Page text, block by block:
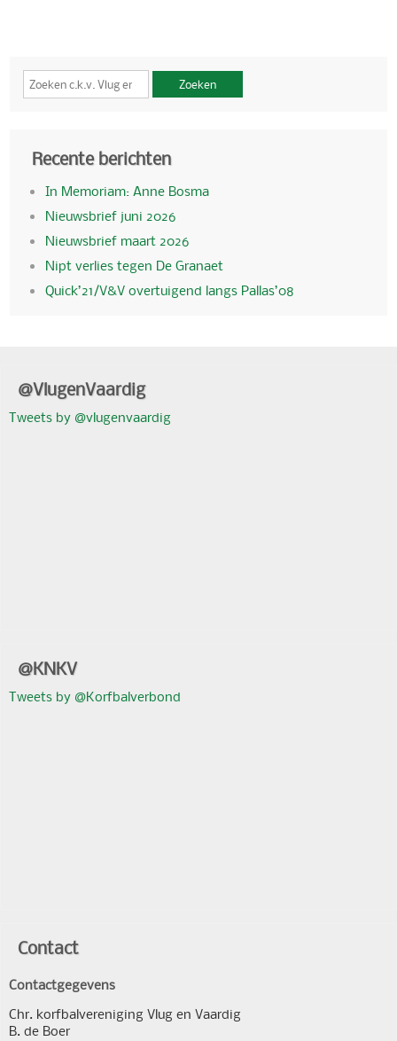
Zoeken
Recente berichten
In Memoriam: Anne Bosma
Nieuwsbrief juni 2026
Nieuwsbrief maart 2026
Nipt verlies tegen De Granaet
Quick’21/V&V overtuigend langs Pallas’08
@VlugenVaardig
Tweets by @vlugenvaardig
@KNKV
Tweets by @Korfbalverbond
Contact
Contactgegevens
Chr. korfbalvereniging Vlug en Vaardig
B. de Boer